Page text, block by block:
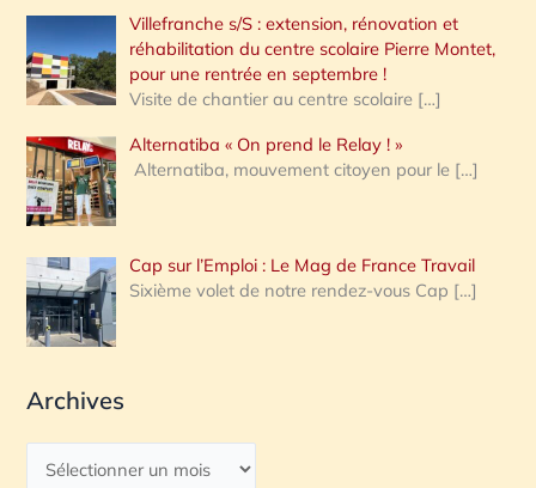
Villefranche s/S : extension, rénovation et
réhabilitation du centre scolaire Pierre Montet,
pour une rentrée en septembre !
Visite de chantier au centre scolaire […]
Alternatiba « On prend le Relay ! »
Alternatiba, mouvement citoyen pour le […]
Cap sur l’Emploi : Le Mag de France Travail
Sixième volet de notre rendez-vous Cap […]
Archives